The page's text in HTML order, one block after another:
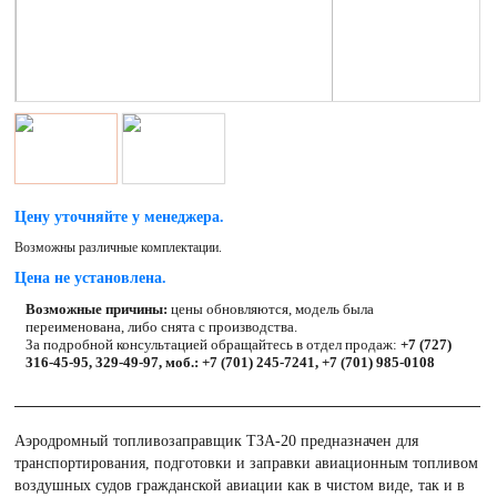
Цену уточняйте у менеджера.
Возможны различные комплектации.
Цена не установлена.
Возможные причины: цены обновляются, модель была
переименована, либо снята с производства.
За подробной консультацией обращайтесь в отдел продаж: +7 (727)
316-45-95, 329-49-97, моб.: +7 (701) 245-7241, +7 (701) 985-0108
Аэродромный топливозаправщик ТЗА-20 предназначен для
транспортирования, подготовки и заправки авиационным топливом
воздушных судов гражданской авиации как в чистом виде, так и в